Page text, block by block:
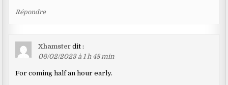
Répondre
Xhamster dit :
06/02/2023 à 1 h 48 min
For coming half an hour early.